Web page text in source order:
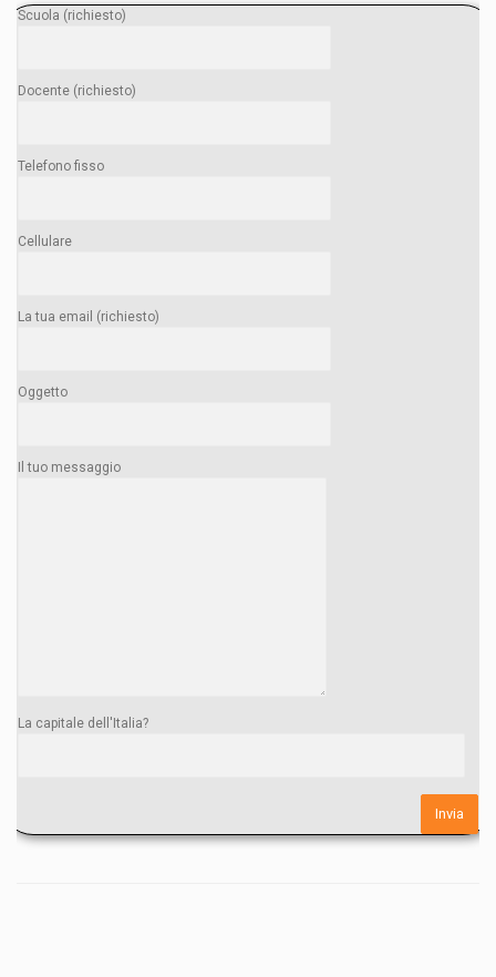
Scuola (richiesto)
Docente (richiesto)
Telefono fisso
Cellulare
La tua email (richiesto)
Oggetto
Il tuo messaggio
La capitale dell'Italia?